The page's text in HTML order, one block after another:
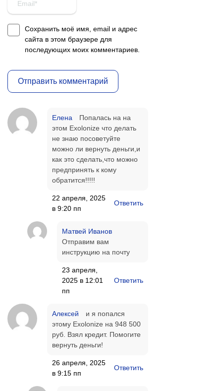
Сохранить моё имя, email и адрес
сайта в этом браузере для
последующих моих комментариев.
Елена
Попалась на на
этом Exolonize что делать
не знаю посоветуйте
можно ли вернуть деньги,и
как это сделать,что можно
предпринять к кому
обратится!!!!!
22 апреля, 2025
в 9:20 пп
Ответить
Матвей Иванов
Отправим вам
инструкцию на почту
23 апреля,
2025 в 12:01
пп
Ответить
Алексей
и я попался
этому Exolonize на 948 500
руб. Взял кредит. Помогите
вернуть деньги!
26 апреля, 2025
в 9:15 пп
Ответить